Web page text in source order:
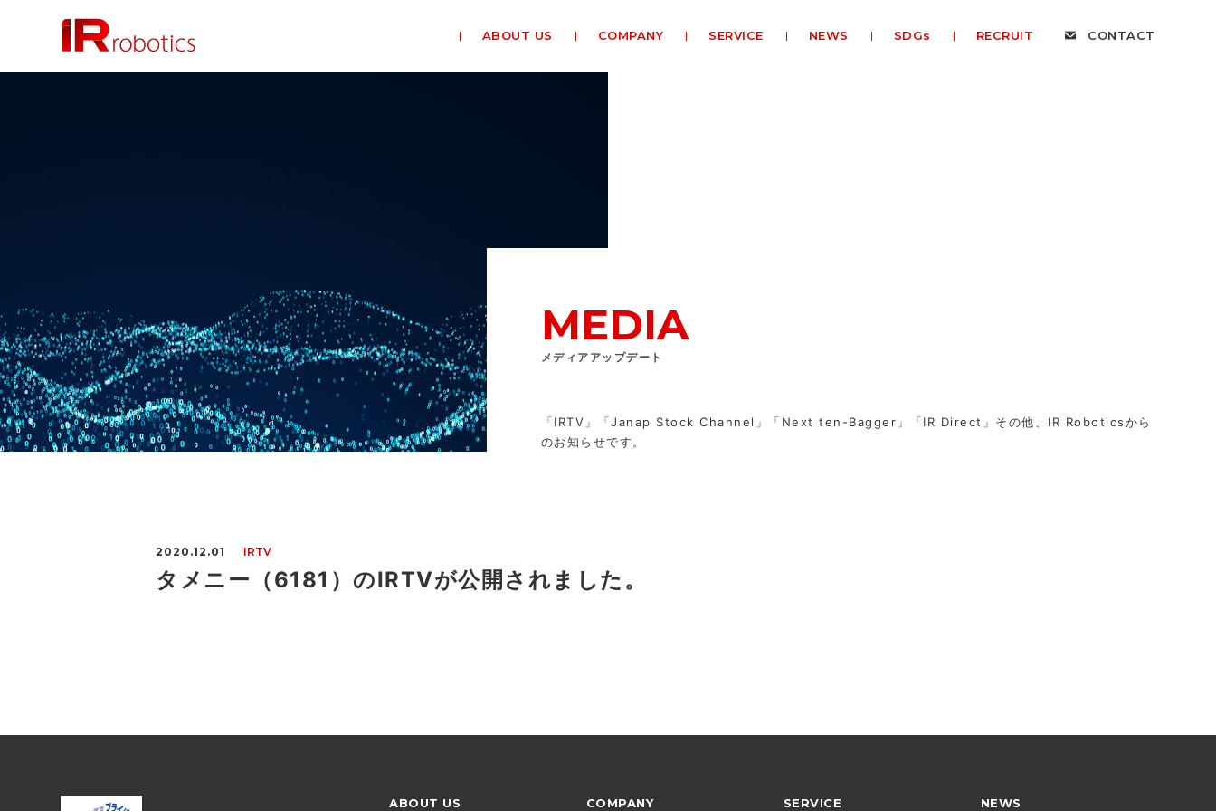
ABOUT US COMPANY SERVICE NEWS SDGs RECRUIT CONTACT
MEDIA
メディアアップデート
「IRTV」「Janap Stock Channel」「Next ten-Bagger」「IR Direct」その他、IR Roboticsから
のお知らせです。
2020.12.01 IRTV
タメニー（6181）のIRTVが公開されました。
ABOUT US COMPANY SERVICE NEWS